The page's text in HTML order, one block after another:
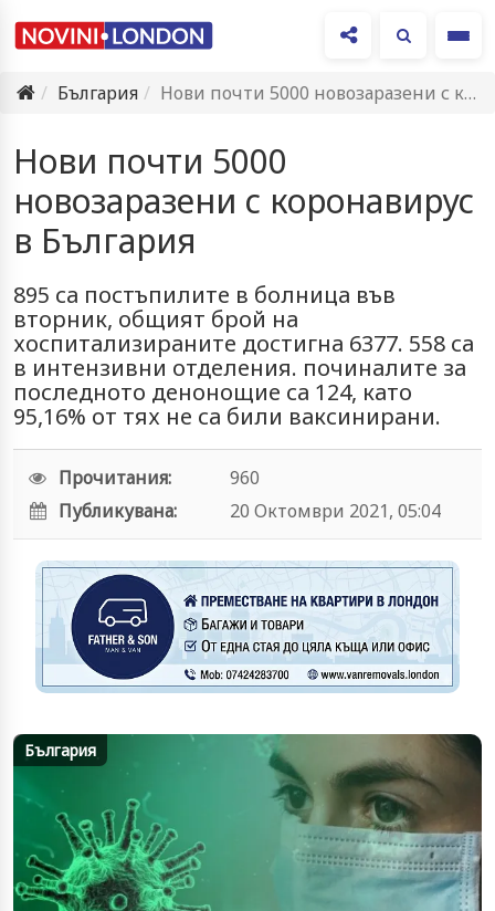
България
Нови почти 5000 новозаразени с коронавирус в България
Нови почти 5000
новозаразени с коронавирус
в България
895 са постъпилите в болница във
вторник, общият брой на
хоспитализираните достигна 6377. 558 са
в интензивни отделения. починалите за
последното денонощие са 124, като
95,16% от тях не са били ваксинирани.
Прочитания:
960
Публикувана:
20 Октомври 2021, 05:04
България